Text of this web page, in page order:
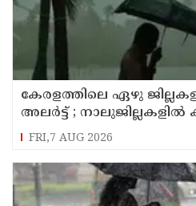
കേരളത്തിലെ ഏഴു
അലർട്ട് ;
സാധ്യത
FRI,7 AUG 2026